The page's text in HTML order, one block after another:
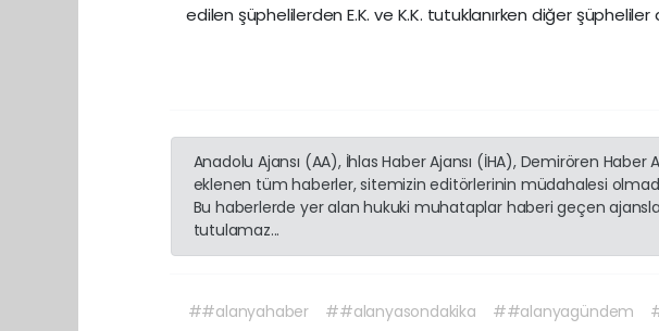
edilen şüphelilerden E.K. ve K.K. tutuklanırken diğer şüpheliler
Anadolu Ajansı (AA), İhlas Haber Ajansı (İHA), Demirören
eklenen tüm haberler, sitemizin editörlerinin müdahalesi
Bu haberlerde yer alan hukuki muhataplar haberi geçen
tutulamaz...
##alanyahaber ##alanyasondakika ##alanyagündem